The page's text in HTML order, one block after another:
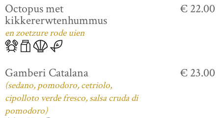
Octopus met
kikkererwtenhummus
en zoetzure rode uien
€ 22.00
Gamberi Catalana
(sedano, pomodoro, cetriolo,
cipolloto verde fresco, salsa cruda di
pomodoro)
€ 23.00